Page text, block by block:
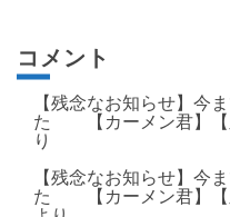
コメント
【残念なお知らせ】今
た 【カーメン君】【
り
【残念なお知らせ】今
た 【カーメン君】【